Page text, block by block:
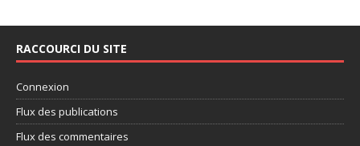
RACCOURCI DU SITE
Connexion
Flux des publications
Flux des commentaires